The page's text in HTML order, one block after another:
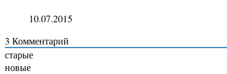
10.07.2015
3 Комментарий
старые
новые